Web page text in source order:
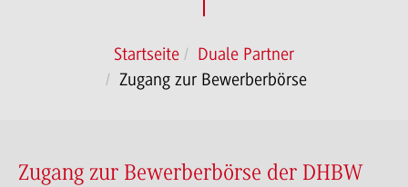
Startseite
Duale Partner
Zugang zur Bewerberbörse
Zugang zur Bewerberbörse der DHBW